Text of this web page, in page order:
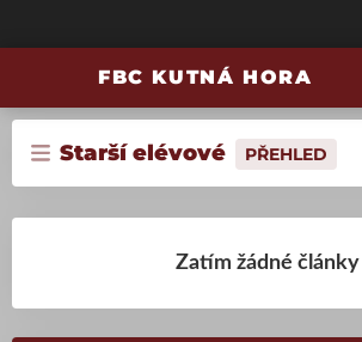
FBC KUTNÁ HORA
Starší elévové PŘEHLED
Zatím žádné články